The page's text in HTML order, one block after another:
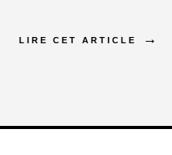
LIRE CET ARTICLE